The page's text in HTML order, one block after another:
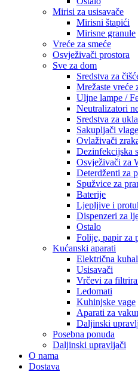
Mirisi za usisavače
Mirisni štapići
Mirisne granule
Vreće za smeće
Osvježivači prostora
Sve za dom
Sredstva za
Mrežaste vreće
Uljne lampe /
Neutralizatori
Sredstva za
Sakupljači vlage
Ovlaživači
Dezinfekcijska
Osvježivači za
Deterdženti za
Spužvice za
Baterije
Ljepljive i
Dispenzeri za
Ostalo
Folije, papir za
Kućanski aparati
Električna
Usisavači
Vrčevi za
Ledomati
Kuhinjske vage
Aparati za
Daljinski
Posebna ponuda
Daljinski upravljači
O nama
Dostava